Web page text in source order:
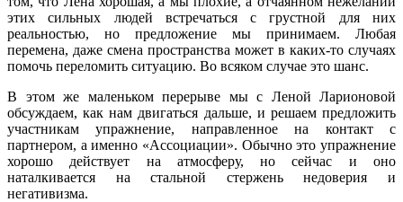
этих сильных людей встречаться с грустной для них
реальностью, но предложение мы принимаем. Любая
перемена, даже смена пространства может в каких-то случаях
помочь переломить ситуацию. Во всяком случае это шанс.
В этом же маленьком перерыве мы с Леной Ларионовой
обсуждаем, как нам двигаться дальше, и решаем предложить
участникам упражнение, направленное на контакт с
партнером, а именно «Ассоциации». Обычно это упражнение
хорошо действует на атмосферу, но сейчас и оно
наталкивается на стальной стержень недоверия и
негативизма.